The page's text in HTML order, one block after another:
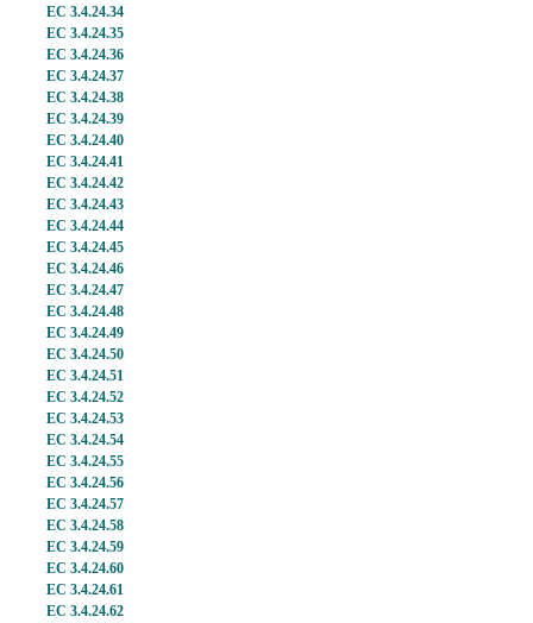
EC 3.4.24.34
EC 3.4.24.35
EC 3.4.24.36
EC 3.4.24.37
EC 3.4.24.38
EC 3.4.24.39
EC 3.4.24.40
EC 3.4.24.41
EC 3.4.24.42
EC 3.4.24.43
EC 3.4.24.44
EC 3.4.24.45
EC 3.4.24.46
EC 3.4.24.47
EC 3.4.24.48
EC 3.4.24.49
EC 3.4.24.50
EC 3.4.24.51
EC 3.4.24.52
EC 3.4.24.53
EC 3.4.24.54
EC 3.4.24.55
EC 3.4.24.56
EC 3.4.24.57
EC 3.4.24.58
EC 3.4.24.59
EC 3.4.24.60
EC 3.4.24.61
EC 3.4.24.62